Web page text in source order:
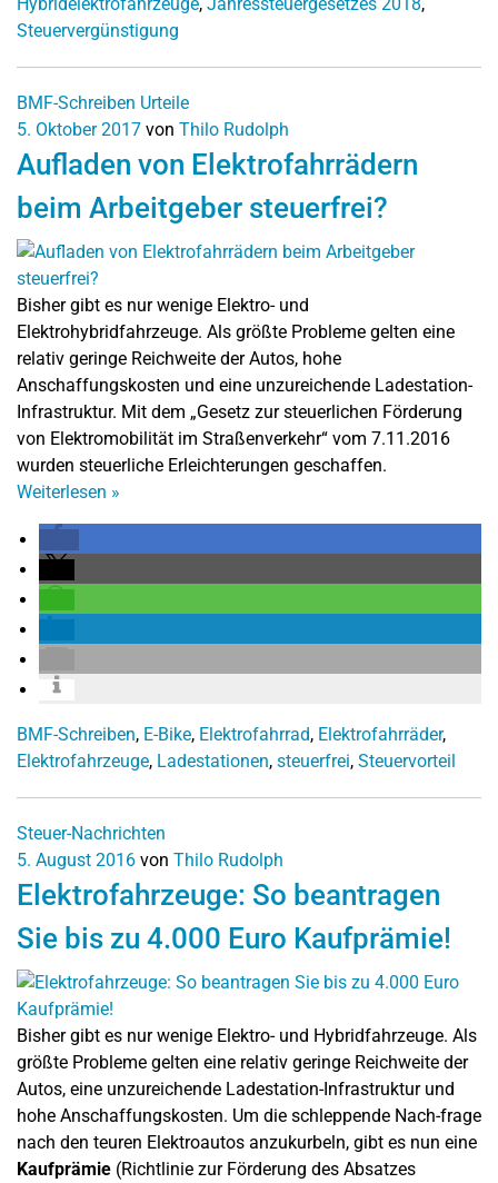
Steuervergünstigung
BMF-Schreiben Urteile
5. Oktober 2017 von Thilo Rudolph
Aufladen von Elektrofahrrädern
beim Arbeitgeber steuerfrei?
Bisher gibt es nur wenige Elektro- und
Elektrohybridfahrzeuge. Als größte Probleme gelten eine
relativ geringe Reichweite der Autos, hohe
Anschaffungskosten und eine unzureichende Ladestation-
Infrastruktur. Mit dem „Gesetz zur steuerlichen Förderung
von Elektromobilität im Straßenverkehr“ vom 7.11.2016
wurden steuerliche Erleichterungen geschaffen.
Weiterlesen »
BMF-Schreiben, E-Bike, Elektrofahrrad, Elektrofahrräder,
Elektrofahrzeuge, Ladestationen, steuerfrei, Steuervorteil
Steuer-Nachrichten
5. August 2016 von Thilo Rudolph
Elektrofahrzeuge: So beantragen
Sie bis zu 4.000 Euro Kaufprämie!
Bisher gibt es nur wenige Elektro- und Hybridfahrzeuge. Als
größte Probleme gelten eine relativ geringe Reichweite der
Autos, eine unzureichende Ladestation-Infrastruktur und
hohe Anschaffungskosten. Um die schleppende Nach-frage
nach den teuren Elektroautos anzukurbeln, gibt es nun eine
Kaufprämie (Richtlinie zur Förderung des Absatzes